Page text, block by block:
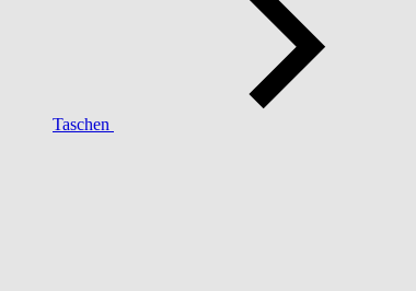
Taschen